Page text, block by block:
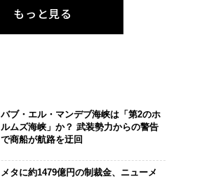
もっと見る
バブ・エル・マンデブ海峡は「第2のホ
ルムズ海峡」か？ 武装勢力からの警告
で商船が航路を迂回
メタに約1479億円の制裁金、ニューメ